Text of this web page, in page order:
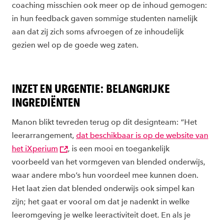
coaching misschien ook meer op de inhoud gemogen:
in hun feedback gaven sommige studenten namelijk
aan dat zij zich soms afvroegen of ze inhoudelijk
gezien wel op de goede weg zaten.
INZET EN URGENTIE: BELANGRIJKE
INGREDIËNTEN
Manon blikt tevreden terug op dit designteam: “Het
leerarrangement, dat beschikbaar is op de website van
het iXperium
, is een mooi en toegankelijk
voorbeeld van het vormgeven van blended onderwijs,
waar andere mbo’s hun voordeel mee kunnen doen.
Het laat zien dat blended onderwijs ook simpel kan
zijn; het gaat er vooral om dat je nadenkt in welke
leeromgeving je welke leeractiviteit doet. En als je